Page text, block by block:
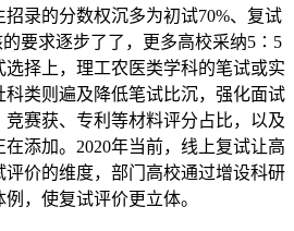
录的分数权沉多为初试70%、复试
的要求逐步了了，更多高校采纳5∶5
择上，理工农医类学科的笔试或实
类则遍及降低笔试比沉，强化面试
赛获、专利等材料评分占比，以及
添加。2020年当前，线上复试让高
价的维度，部门高校通过增设科研
，使复试评价更立体。